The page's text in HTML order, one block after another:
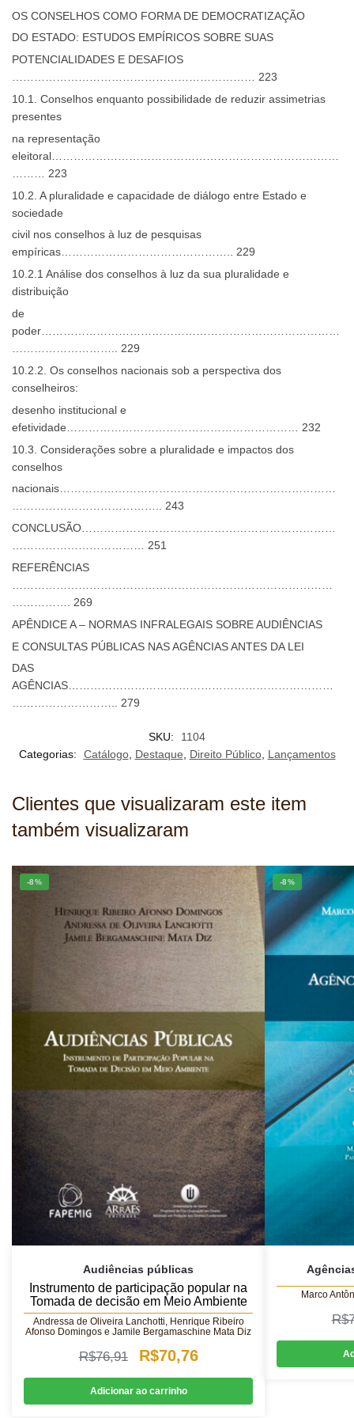
OS CONSELHOS COMO FORMA DE DEMOCRATIZAÇÃO
DO ESTADO: ESTUDOS EMPÍRICOS SOBRE SUAS
POTENCIALIDADES E DESAFIOS
………………………………………………………… 223
10.1. Conselhos enquanto possibilidade de reduzir assimetrias
presentes
na representação
eleitoral……………………………………………………………………
……… 223
10.2. A pluralidade e capacidade de diálogo entre Estado e
sociedade
civil nos conselhos à luz de pesquisas
empíricas……………………………………….. 229
10.2.1 Análise dos conselhos à luz da sua pluralidade e
distribuição
de
poder………………………………………………………………………
……………………….. 229
10.2.2. Os conselhos nacionais sob a perspectiva dos
conselheiros:
desenho institucional e
efetividade……………………………………………………… 232
10.3. Considerações sobre a pluralidade e impactos dos
conselhos
nacionais…………………………………………………………………
………………………………….. 243
CONCLUSÃO……………………………………………………………
……………………………… 251
REFERÊNCIAS
……………. 269
APÊNDICE A – NORMAS INFRALEGAIS SOBRE AUDIÊNCIAS
E CONSULTAS PÚBLICAS NAS AGÊNCIAS ANTES DA LEI
DAS
AGÊNCIAS………………………………………………………………
……………………….. 279
SKU:
1104
Categorias:
Catálogo, Destaque Direito Público, Lançamentos
Clientes que visualizaram este item
também visualizaram
-8%
Audiências públicas
Instrumento de participação popular na
Tomada de decisão em Meio Ambiente
Andressa de Oliveira Lanchotti, Henrique Ribeiro
Afonso Domingos e Jamile Bergamaschine Mata Diz
R$76,91
O
preço
original
R$70,76O
preço
atual
Adicionar ao carrinho
-8%
Marco
R$